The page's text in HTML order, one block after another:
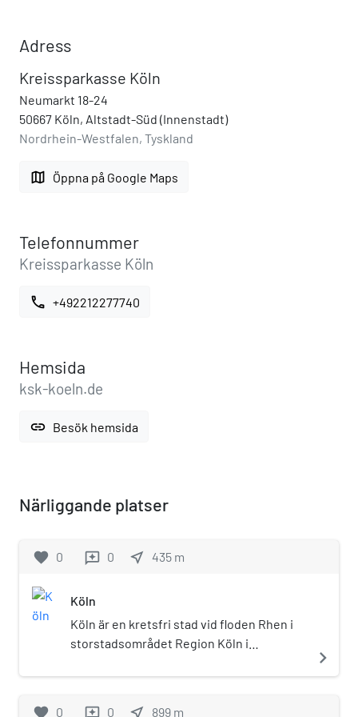
Adress
Kreissparkasse Köln
Neumarkt 18-24
50667 Köln, Altstadt-Süd (Innenstadt)
Nordrhein-Westfalen, Tyskland
map Öppna på Google Maps
Telefonnummer
Kreissparkasse Köln
call +492212277740
Hemsida
ksk-koeln.de
link Besök hemsida
Närliggande platser
favorite 0 reviews 0 near_me 435 m
Köln
Köln är en kretsfri stad vid floden Rhen i
storstadsområdet Region Köln i
västra Tyskland. Köln är Tysklands äldsta
navigate_next
favorite 0 reviews 0 near_me 899 m